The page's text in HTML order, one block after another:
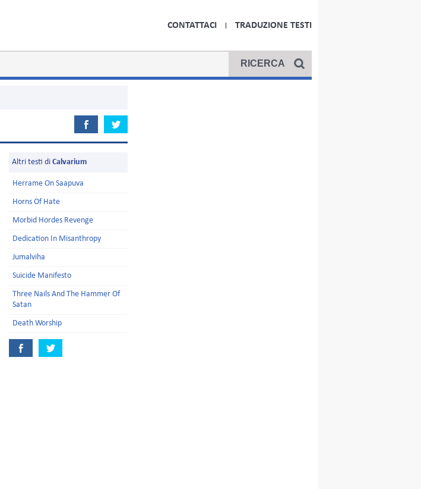
CONTATTACI TRADUZIONE TESTI
Altri testi di Calvarium
Herrame On Saapuva
Horns Of Hate
Morbid Hordes Revenge
Dedication In Misanthropy
Jumalviha
Suicide Manifesto
Three Nails And The Hammer Of
Satan
Death Worship